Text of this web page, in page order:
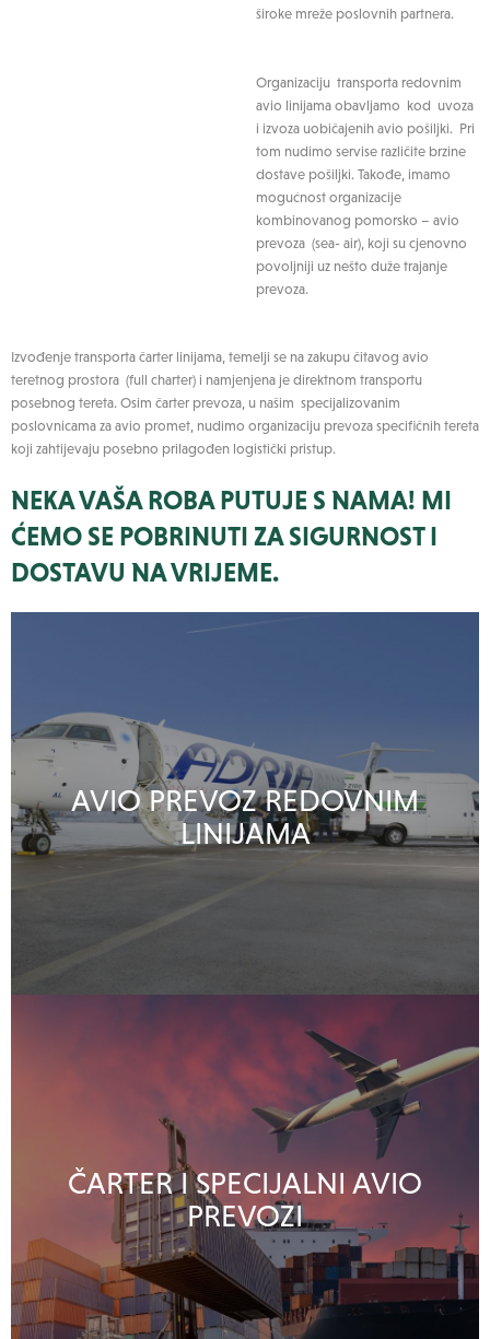
široke mreže poslovnih partnera.
Organizaciju transporta redovnim
avio linijama obavljamo kod uvoza
i izvoza uobičajenih avio pošiljki. Pri
tom nudimo servise različite brzine
dostave pošiljki. Takođe, imamo
mogućnost organizacije
kombinovanog pomorsko – avio
prevoza (sea- air), koji su cjenovno
povoljniji uz nešto duže trajanje
prevoza.
Izvođenje transporta čarter linijama, temelji se na zakupu čitavog avio
teretnog prostora (full charter) i namjenjena je direktnom transportu
posebnog tereta. Osim čarter prevoza, u našim specijalizovanim
poslovnicama za avio promet, nudimo organizaciju prevoza specifičnih tereta
koji zahtijevaju posebno prilagođen logistički pristup.
NEKA VAŠA ROBA PUTUJE S NAMA! MI
ĆEMO SE POBRINUTI ZA SIGURNOST I
DOSTAVU NA VRIJEME.
AVIO PREVOZ REDOVNIM
LINIJAMA
ČARTER I SPECIJALNI AVIO
PREVOZI